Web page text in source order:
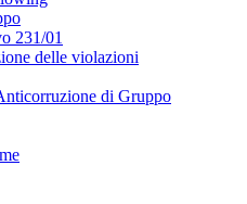
231/01
delle violazioni
di Gruppo